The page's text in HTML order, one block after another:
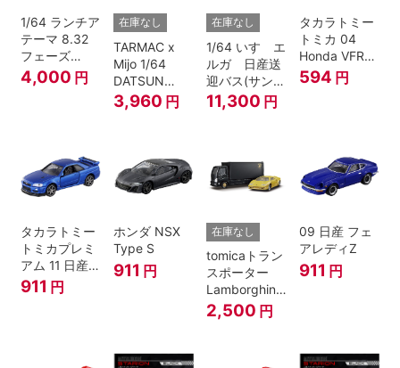
1/64 ランチア
テーマ 8.32
フェーズ
I（赤）
4,000 円
在庫なし
TARMAC x
Mijo 1/64
DATSUN
BLUEBIRD
510 WAGON
EDITION.
3,960 円
在庫なし
1/64 いすゞエ
ルガ 日産送
迎バス(サンラ
イズカッパー
M/ 黒）
11,300 円
タカラトミー
トミカ 04
Honda VFR
白バイ SCALE
594 円
タカラトミー
トミカプレミ
アム 11 日産
スカイライン
GT-R V-
911 円
ホンダ NSX
Type S
911 円
在庫なし
tomicaトラン
スポーター
Lamborghini
Countach
25th
2,500 円
09 日産 フェ
アレディZ
911 円